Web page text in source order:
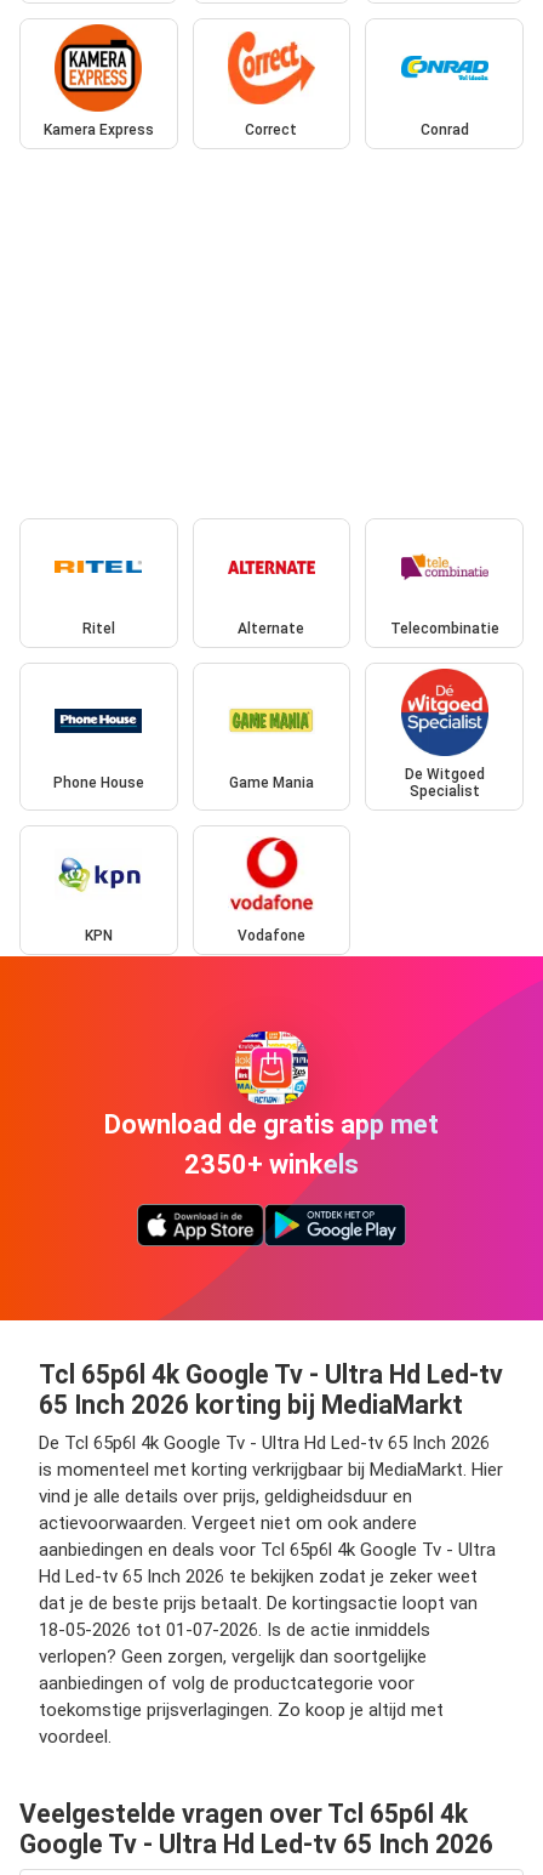
Kamera Express Correct Conrad
Ritel Alternate Telecombinatie
Phone House Game Mania
De Witgoed
Specialist
KPN Vodafone
Download de gratis app met
2350+ winkels
Tcl 65p6l 4k Google Tv - Ultra Hd Led-tv
65 Inch 2026 korting bij MediaMarkt
De Tcl 65p6l 4k Google Tv - Ultra Hd Led-tv 65 Inch 2026
is momenteel met korting verkrijgbaar bij MediaMarkt. Hier
vind je alle details over prijs, geldigheidsduur en
actievoorwaarden. Vergeet niet om ook andere
aanbiedingen en deals voor Tcl 65p6l 4k Google Tv - Ultra
Hd Led-tv 65 Inch 2026 te bekijken zodat je zeker weet
dat je de beste prijs betaalt. De kortingsactie loopt van
18-05-2026 tot 01-07-2026. Is de actie inmiddels
verlopen? Geen zorgen, vergelijk dan soortgelijke
aanbiedingen of volg de productcategorie voor
toekomstige prijsverlagingen. Zo koop je altijd met
voordeel.
Veelgestelde vragen over Tcl 65p6l 4k
Google Tv - Ultra Hd Led-tv 65 Inch 2026